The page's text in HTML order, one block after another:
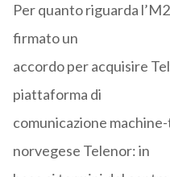
Per quanto riguarda
firmato un
accordo per acquisire
piattaforma di
comunicazione
norvegese Telenor: in